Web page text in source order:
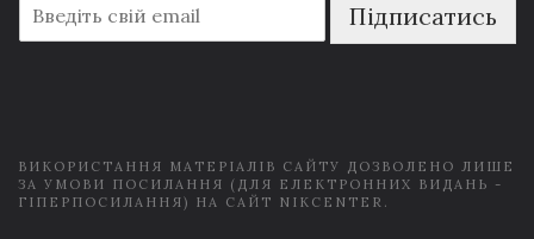
m
a
Підписатись
ВИКОРИСТАННЯ МАТЕРІАЛІВ САЙТУ ДОЗВОЛЕНО ЛИШЕ
ЗА УМОВИ ПОСИЛАННЯ (ДЛЯ ЕЛЕКТРОННИХ ВИДАНЬ -
ГІПЕРПОСИЛАННЯ) НА САЙТ NIKCENTER.